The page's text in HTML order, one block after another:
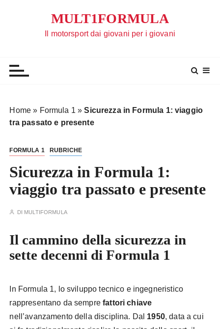
MULT1FORMULA
Il motorsport dai giovani per i giovani
Home » Formula 1 »Sicurezza in Formula 1: viaggio
tra passato e presente
FORMULA 1 RUBRICHE
Sicurezza in Formula 1:
viaggio tra passato e presente
DI MULTIFORMULA
Il cammino della sicurezza in
sette decenni di Formula 1
In Formula 1, lo sviluppo tecnico e ingegneristico
rappresentano da semprefattori chiave
nell’avanzamento della disciplina. Dal 1950, data a cui